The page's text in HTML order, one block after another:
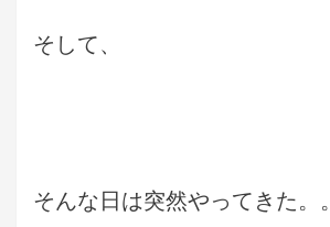
そして、
そんな日は突然やってきた。。